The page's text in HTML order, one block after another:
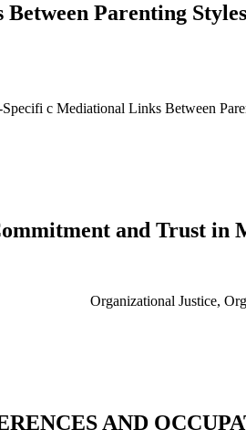
Parenting
Specifi c Mediational Links Between
and Trust
Organizational Justice,
AND